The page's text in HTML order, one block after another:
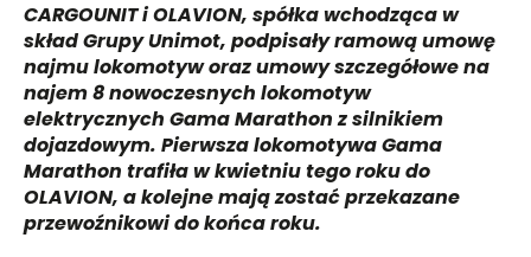
CARGOUNITiOLAVION, spółka wchodząca w
skład Grupy Unimot, podpisałyramowąumowę
najmulokomotyw oraz umowy szczegółowe na
najem 8 nowoczesnych lokomotyw
elektrycznychGama Marathonz silnikiem
dojazdowym. Pierwsza lokomotywaGama
Marathontrafiła w kwietniu tego roku do
OLAVION, a kolejne mają zostać przekazane
przewoźnikowi do końca roku.